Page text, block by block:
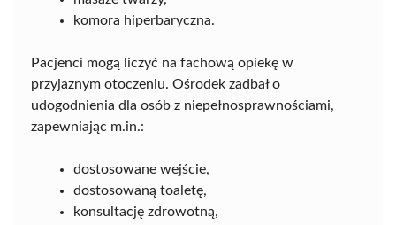
komora hiperbaryczna.
Pacjenci mogą liczyć na fachową opiekę w
przyjaznym otoczeniu. Ośrodek zadbał o
udogodnienia dla osób z niepełnosprawnościami,
zapewniając m.in.:
dostosowane wejście,
dostosowaną toaletę,
konsultację zdrowotną,